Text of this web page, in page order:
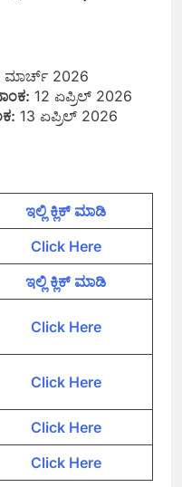
ಮಾರ್ಚ್ 2026
12 ಏಪ್ರಿಲ್ 2026
13 ಏಪ್ರಿಲ್ 2026
ಇಲ್ಲಿ ಕ್ಲಿಕ್‌ ಮಾಡಿ
Click Here
ಇಲ್ಲಿ ಕ್ಲಿಕ್‌ ಮಾಡಿ
Click Here
Click Here
Click Here
Click Here